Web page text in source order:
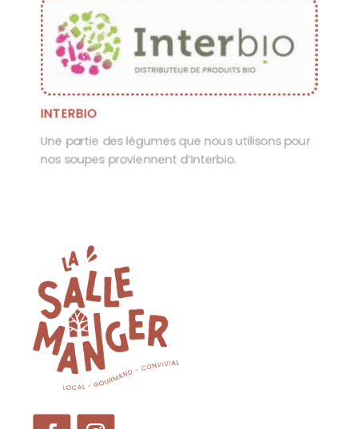
INTERBIO
Une partie des légumes que nous utilisons pour
nos soupes proviennent d’Interbio.